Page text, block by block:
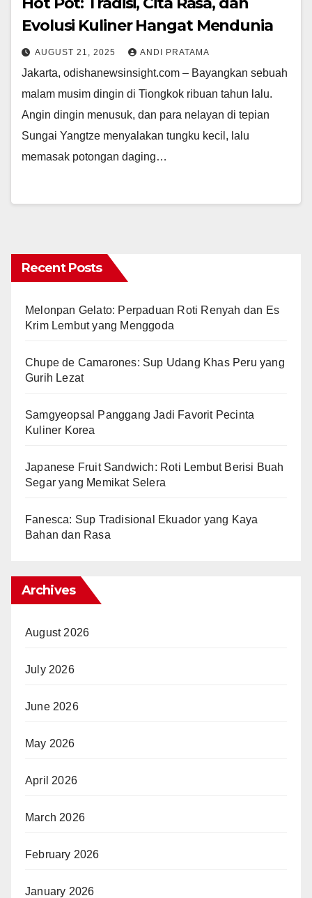
Evolusi Kuliner Hangat Mendunia
AUGUST 21, 2025 ANDI PRATAMA
Jakarta, odishanewsinsight.com – Bayangkan sebuah
malam musim dingin di Tiongkok ribuan tahun lalu.
Angin dingin menusuk, dan para nelayan di tepian
Sungai Yangtze menyalakan tungku kecil, lalu
memasak potongan daging…
Recent Posts
Melonpan Gelato: Perpaduan Roti Renyah dan Es
Krim Lembut yang Menggoda
Chupe de Camarones: Sup Udang Khas Peru yang
Gurih Lezat
Samgyeopsal Panggang Jadi Favorit Pecinta
Kuliner Korea
Japanese Fruit Sandwich: Roti Lembut Berisi Buah
Segar yang Memikat Selera
Fanesca: Sup Tradisional Ekuador yang Kaya
Bahan dan Rasa
Archives
August 2026
July 2026
June 2026
May 2026
April 2026
March 2026
February 2026
January 2026